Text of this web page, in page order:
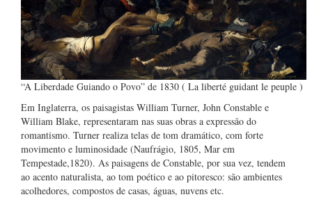
“A Liberdade Guiando o Povo” de 1830 ( La liberté guidant le peuple )
Em Inglaterra, os paisagistas William Turner, John Constable e
William Blake, representaram nas suas obras a expressão do
romantismo. Turner realiza telas de tom dramático, com forte
movimento e luminosidade (Naufrágio, 1805, Mar em
Tempestade,1820). As paisagens de Constable, por sua vez, tendem
ao acento naturalista, ao tom poético e ao pitoresco: são ambientes
acolhedores, compostos de casas, águas, nuvens etc.